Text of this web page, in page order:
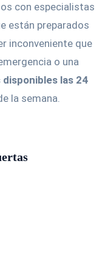
con especialistas
están preparados
inconveniente que
o una
disponibles las 24
la semana.